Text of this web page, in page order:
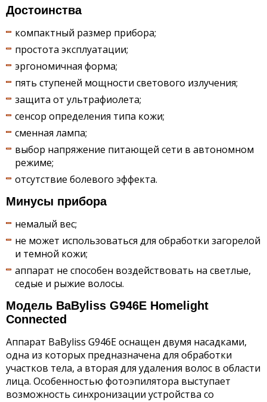
Достоинства
компактный размер прибора;
простота эксплуатации;
эргономичная форма;
пять ступеней мощности светового излучения;
защита от ультрафиолета;
сенсор определения типа кожи;
сменная лампа;
выбор напряжение питающей сети в автономном
режиме;
отсутствие болевого эффекта.
Минусы прибора
немалый вес;
не может использоваться для обработки загорелой
и темной кожи;
аппарат не способен воздействовать на светлые,
седые и рыжие волосы.
Модель BaByliss G946E Homelight
Connected
Аппарат BaByliss G946E оснащен двумя насадками,
одна из которых предназначена для обработки
участков тела, а вторая для удаления волос в области
лица. Особенностью фотоэпилятора выступает
возможность синхронизации устройства со